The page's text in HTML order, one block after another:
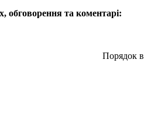
обговорення та коментарі:
Порядок